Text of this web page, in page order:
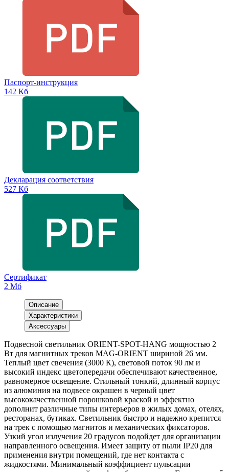
Паспорт-инструкция
142 Кб
Декларация соответствия
527 Кб
Сертификат
2 Мб
Описание
Характеристики
Аксессуары
Подвесной светильник ORIENT-SPOT-HANG мощностью 2
Вт для магнитных треков MAG-ORIENT шириной 26 мм.
Теплый цвет свечения (3000 К), световой поток 90 лм и
высокий индекс цветопередачи обеспечивают качественное,
равномерное освещение. Стильный тонкий, длинный корпус
из алюминия на подвесе окрашен в черный цвет
высококачественной порошковой краской и эффектно
дополнит различные типы интерьеров в жилых домах, отелях,
ресторанах, бутиках. Светильник быстро и надежно крепится
на трек с помощью магнитов и механических фиксаторов.
Узкий угол излучения 20 градусов подойдет для организации
направленного освещения. Имеет защиту от пыли IP20 для
применения внутри помещений, где нет контакта с
жидкостями. Минимальный коэффициент пульсации